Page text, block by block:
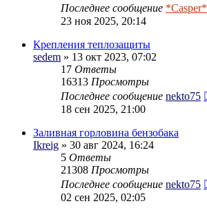
Последнее сообщение *Casper*
23 ноя 2025, 20:14
Крепления теплозащиты
sedem » 13 окт 2023, 07:02
17 Ответы
16313 Просмотры
Последнее сообщение nekto75
18 сен 2025, 21:00
Заливная горловина бензобака
Ikreig » 30 авг 2024, 16:24
5 Ответы
21308 Просмотры
Последнее сообщение nekto75
02 сен 2025, 02:05